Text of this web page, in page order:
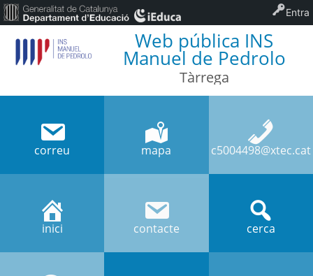
Web pública INS
Manuel de Pedrolo
Tàrrega
correu mapa c5004498@xtec.cat
inici contacte cerca
Entra